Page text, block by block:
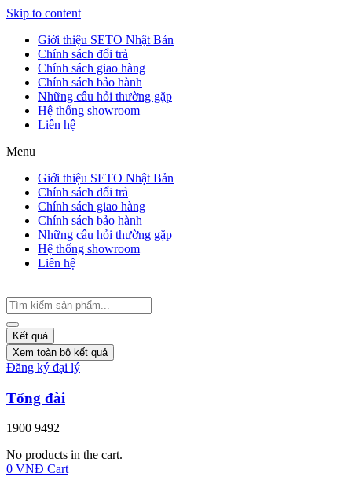
Skip to content
Giới thiệu SETO Nhật Bản
Chính sách đổi trả
Chính sách giao hàng
Chính sách bảo hành
Những câu hỏi thường gặp
Hệ thống showroom
Liên hệ
Menu
Giới thiệu SETO Nhật Bản
Chính sách đổi trả
Chính sách giao hàng
Chính sách bảo hành
Những câu hỏi thường gặp
Hệ thống showroom
Liên hệ
Kết quả
Xem toàn bộ kết quả
Đăng ký đại lý
Tổng đài
1900 9492
No products in the cart.
0 VNĐ Cart